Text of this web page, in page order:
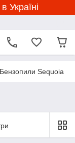
Україні
Бензопили Sequoia